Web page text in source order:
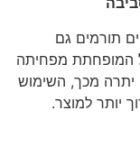
תורמים גם
המופחתת מפחיתה
יתרה מכך, השימוש
יותר למוצר.